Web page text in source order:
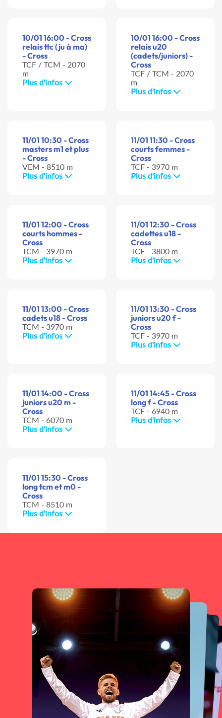
10/01 16:00 - Cross
relais ttc (ju à ma)
- Cross
TCF / TCM - 2070
m
Plus d'infos
10/01 16:00 - Cross
relais u20
(cadets/juniors) -
Cross
TCF / TCM - 2070
m
Plus d'infos
11/01 10:30 - Cross
masters m1 et plus
- Cross
VEM - 8510 m
Plus d'infos
11/01 11:30 - Cross
courts femmes -
Cross
TCF - 3970 m
Plus d'infos
11/01 12:00 - Cross
courts hommes -
Cross
TCM - 3970 m
Plus d'infos
11/01 12:30 - Cross
cadettes u18 -
Cross
TCF - 3800 m
Plus d'infos
11/01 13:00 - Cross
cadets u18 - Cross
TCM - 3970 m
Plus d'infos
11/01 13:30 - Cross
juniors u20 f -
Cross
TCF - 3970 m
Plus d'infos
11/01 14:00 - Cross
juniors u20 m -
Cross
TCM - 6070 m
Plus d'infos
11/01 14:45 - Cross
long f - Cross
TCF - 6940 m
Plus d'infos
11/01 15:30 - Cross
long tcm et m0 -
Cross
TCM - 8510 m
Plus d'infos